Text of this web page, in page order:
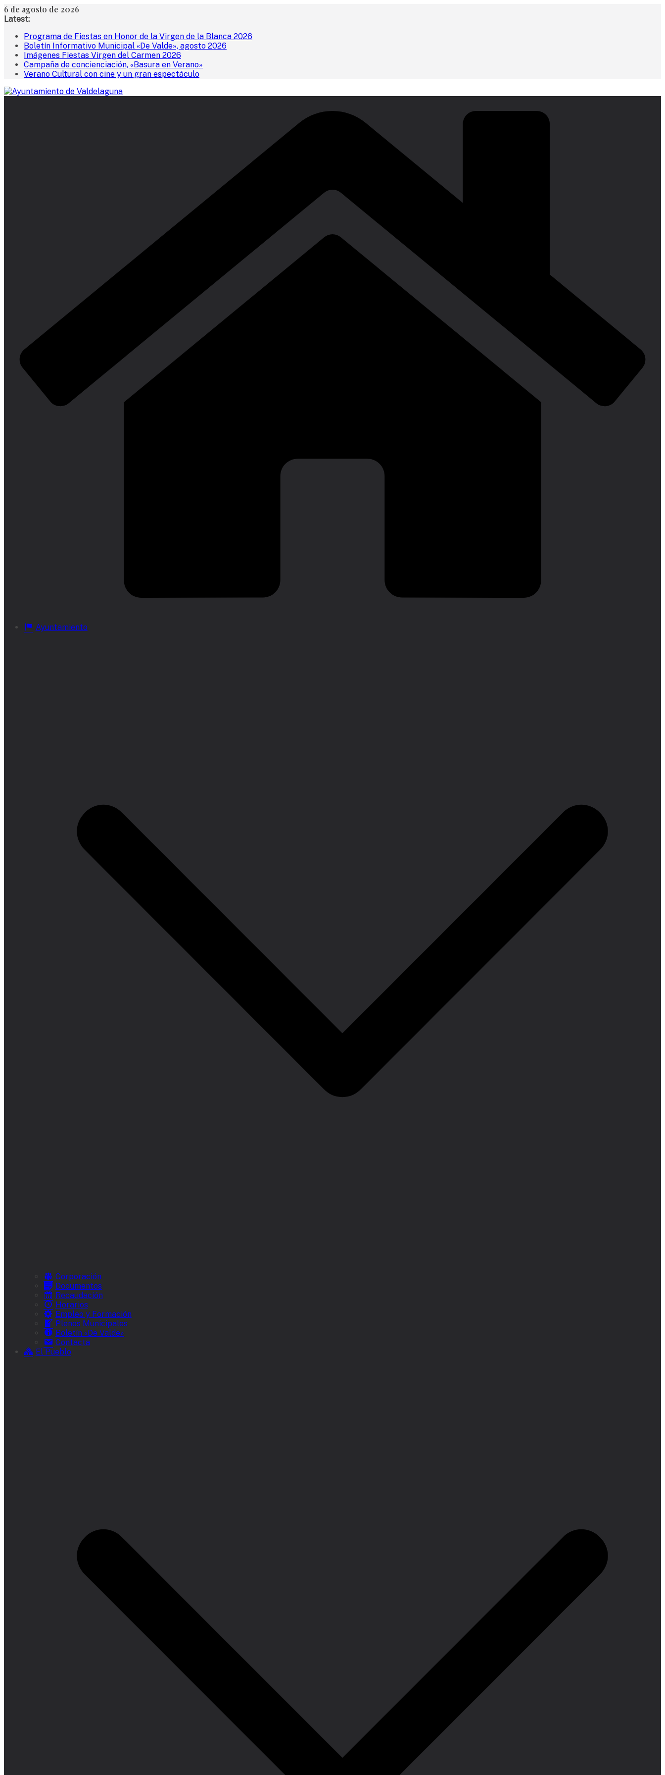
Saltar
al
6 de agosto de 2026
Latest:
Programa de Fiestas en Honor de la Virgen de la Blanca 2026
Boletín Informativo Municipal «De Valde», agosto 2026
Imágenes Fiestas Virgen del Carmen 2026
Campaña de concienciación, «Basura en Verano»
Verano Cultural con cine y un gran espectáculo
Ayuntamiento
Corporación
Documentos
Recaudación
Horarios
Empleo y Formación
Plenos Municipales
Boletín «De Valde»
Contacta
El Pueblo